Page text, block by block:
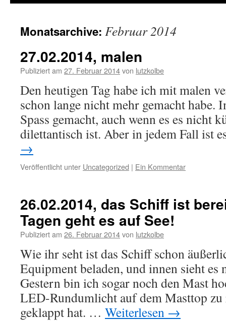
Monatsarchive: Februar 2014
27.02.2014, malen
Publiziert am 27. Februar 2014von lutzkolbe
Den heutigen Tag habe ich mit malen
schon lange nicht mehr gemacht habe.
Spass gemacht, auch wenn es es nicht
dilettantisch ist. Aber in jedem Fall ist
→
Veröffentlicht unter Uncategorized | Ein Kommentar
26.02.2014, das Schiff ist
Tagen geht es auf See!
Publiziert am 26. Februar 2014von lutzkolbe
Wie ihr seht ist das Schiff schon
Equipment beladen, und innen sieht es
Gestern bin ich sogar noch den Mast
LED-Rundumlicht auf dem Masttop zu
geklappt hat. … Weiterlesen →